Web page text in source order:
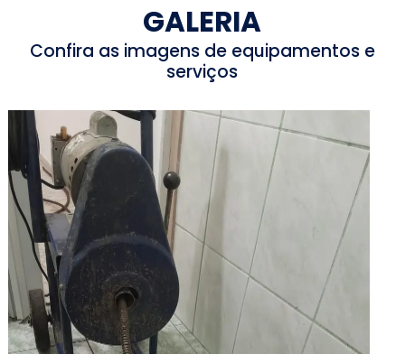
GALERIA
Confira as imagens de equipamentos e
serviços